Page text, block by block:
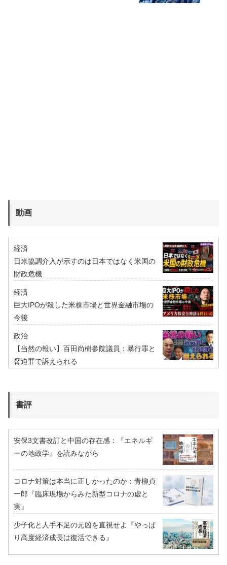
動画
経済
日米協調介入が示すのは日本ではなく米国の
財政危機
経済
巨大IPOが殺した米株市場と世界金融市場の
今後
政治
【当然の報い】百田尚樹参院議員：暴行罪と
脅迫罪で訴えられる
書評
安保3文書改訂と中国の存在感：『エネルギ
ーの地政学』を読みながら
コロナ対策は本当に正しかったのか：青柳貞
一郎『臨床現場からみた新型コロナの虚と
実』
少子化と人手不足の元凶を直視せよ『やっぱ
り高度経済成長は復活できる』